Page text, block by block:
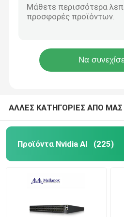
10G ενότητα SFP
Μονάδα SFP Brocade FC
Διακόπτης μπροκάρ SAN
Άδεια ΛΟΒΩΝ μπροκάρ
ΑΛΛΕΣ ΚΑΤΗΓΟΡΙΕΣ ΑΠΟ ΜΑΣ
Προϊόντα Nvidia AI (225)